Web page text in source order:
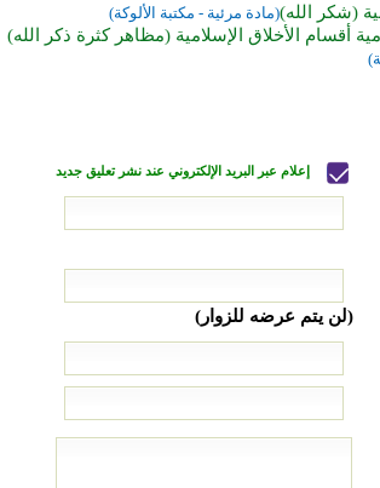
(شكر الله)(مادة مرئية - مكتبة الألوكة)
أقسام الأخلاق الإسلامية (مظاهر كثرة ذكر الله)
إعلام عبر البريد الإلكتروني عند نشر تعليق جديد
(لن يتم عرضه للزوار)